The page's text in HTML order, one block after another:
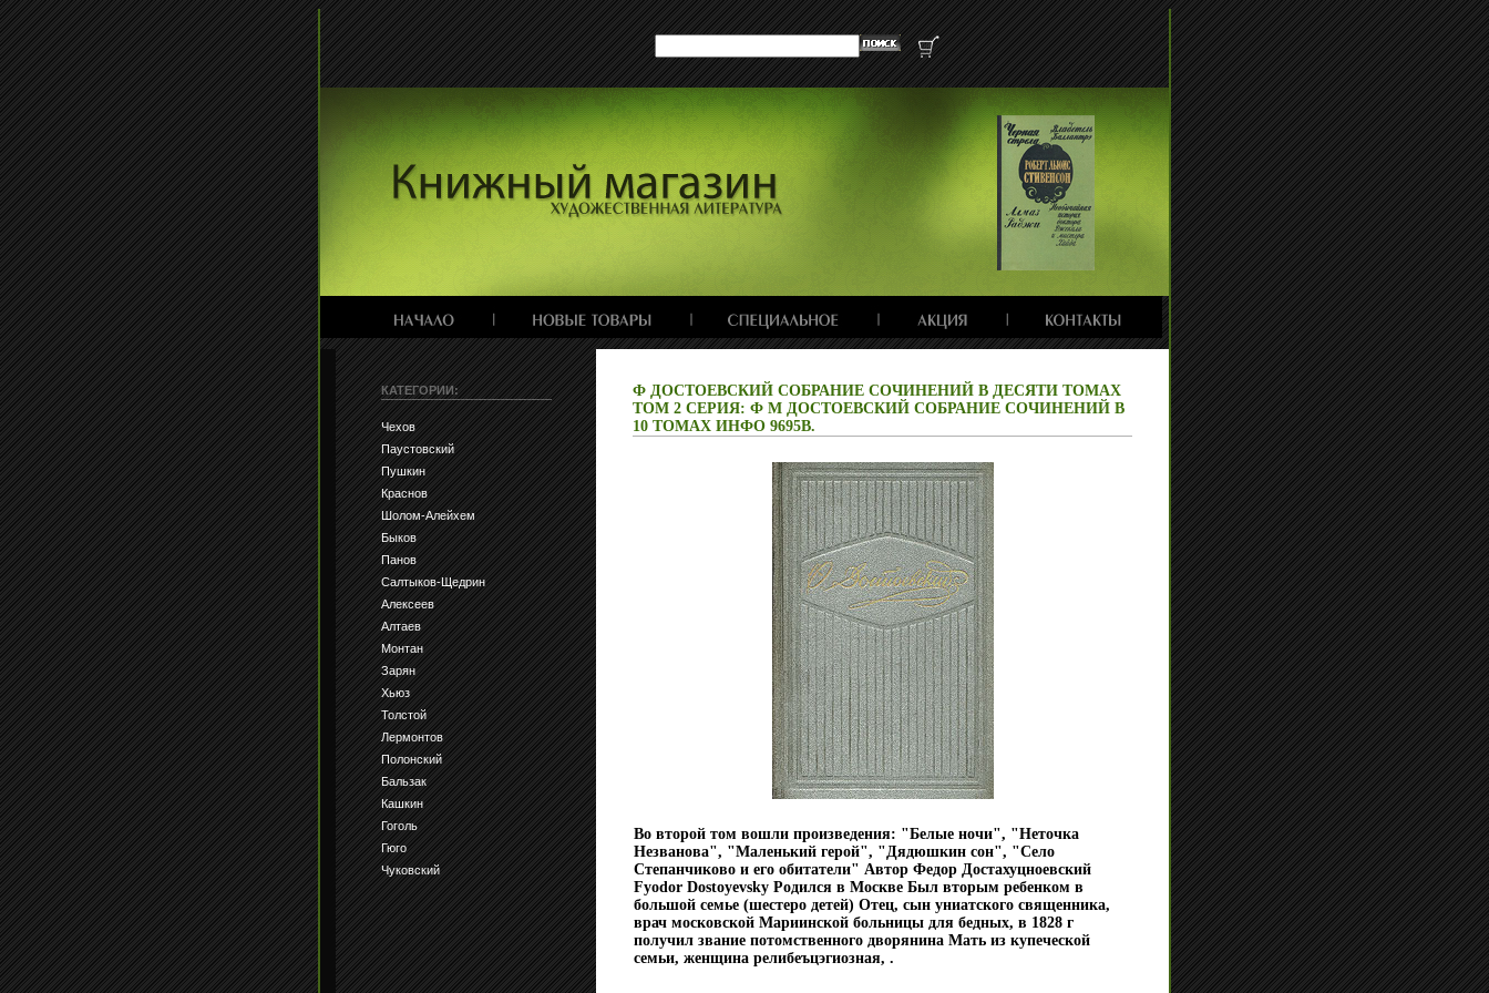
КАТЕГОРИИ:
Чехов
Паустовский
Пушкин
Краснов
Шолом-Алейхем
Быков
Панов
Салтыков-Щедрин
Алексеев
Алтаев
Монтан
Зарян
Хьюз
Толстой
Лермонтов
Полонский
Бальзак
Кашкин
Гоголь
Гюго
Чуковский
Ф ДОСТОЕВСКИЙ СОБРАНИЕ СОЧИНЕНИЙ В ДЕСЯТИ ТОМАХ
ТОМ 2 СЕРИЯ: Ф М ДОСТОЕВСКИЙ СОБРАНИЕ СОЧИНЕНИЙ В
10 ТОМАХ ИНФО 9695B.
Во второй том вошли произведения: "Белые ночи", "Неточка
Незванова", "Маленький герой", "Дядюшкин сон", "Село
Степанчиково и его обитатели" Автор Федор Достахуцноевский
Fyodor Dostoyevsky Родился в Москве Был вторым ребенком в
большой семье (шестеро детей) Отец, сын униатского священника,
врач московской Мариинской больницы для бедных, в 1828 г
получил звание потомственного дворянина Мать из купеческой
семьи, женщина релибеъцэгиозная, .